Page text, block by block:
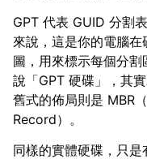
GPT 代表 GUID 分割
來說，這是你的電腦
圖，用來標示每個分
說「GPT 硬碟」，其
舊式的佈局則是 MBR
Record）。
同樣的實體硬碟，只是